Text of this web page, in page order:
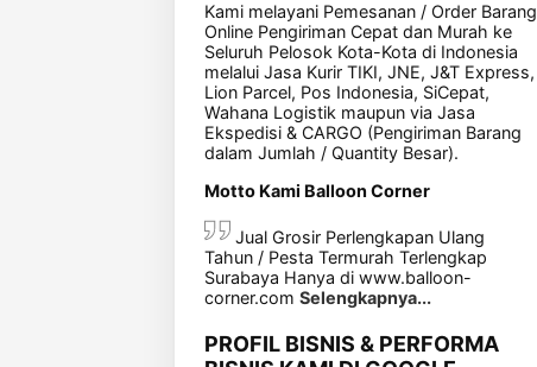
Kami melayani Pemesanan / Order Barang
Online Pengiriman Cepat dan Murah ke
Seluruh Pelosok Kota-Kota di Indonesia
melalui Jasa Kurir TIKI, JNE, J&T Express,
Lion Parcel, Pos Indonesia, SiCepat,
Wahana Logistik maupun via Jasa
Ekspedisi & CARGO (Pengiriman Barang
dalam Jumlah / Quantity Besar).
Motto Kami Balloon Corner
Jual Grosir Perlengkapan Ulang
Tahun / Pesta Termurah Terlengkap
Surabaya Hanya di www.balloon-
corner.com Selengkapnya...
PROFIL BISNIS & PERFORMA